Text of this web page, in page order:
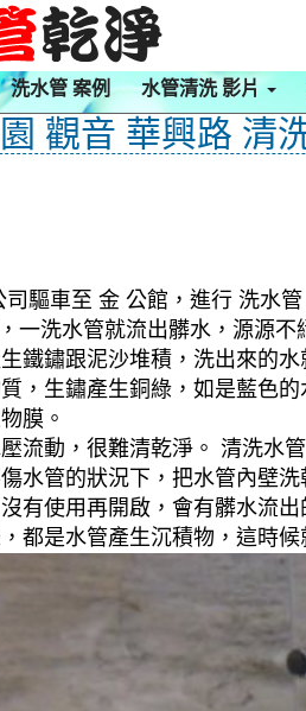
洗水管 案例 水管清洗 影片
觀音 華興路 清
驅車至 金 公館，進行 洗水
一洗水管就流出髒水，源源
鐵鏽跟泥沙堆積，洗出來的
，生鏽產生銅綠，如是藍色
膜。
流動，很難清乾淨。 清洗水
水管的狀況下，把水管內壁洗
有使用再開啟，會有髒水流
都是水管產生沉積物，這時候